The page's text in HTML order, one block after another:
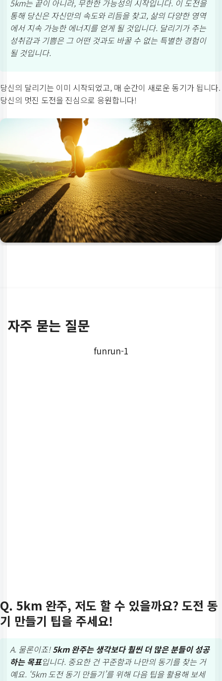
5km는 끝이 아니라, 무한한 가능성의 시작입니다. 이 도전을
통해 당신은 자신만의 속도와 리듬을 찾고, 삶의 다양한 영역
에서 지속 가능한 에너지를 얻게 될 것입니다. 달리기가 주는
성취감과 기쁨은 그 어떤 것과도 바꿀 수 없는 특별한 경험이
될 것입니다.
당신의 달리기는 이미 시작되었고, 매 순간이 새로운 동기가 됩니다.
당신의 멋진 도전을 진심으로 응원합니다!
자주 묻는 질문
funrun-1
Q. 5km 완주, 저도 할 수 있을까요? 도전 동
기 만들기 팁을 주세요!
A. 물론이죠!5km 완주는 생각보다 훨씬 더 많은 분들이 성공
하는 목표입니다. 중요한 건 꾸준함과 나만의 동기를 찾는 거
예요. ‘5km 도전 동기 만들기’를 위해 다음 팁을 활용해 보세